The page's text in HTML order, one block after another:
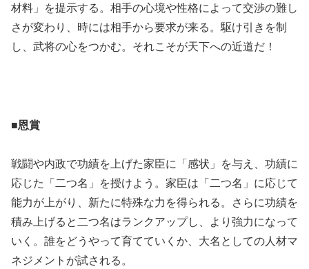
材料」を提示する。相手の心境や性格によって交渉の難し
さが変わり、時には相手から要求が来る。駆け引きを制
し、武将の心をつかむ。それこそが天下への近道だ！
■恩賞
戦闘や内政で功績を上げた家臣に「感状」を与え、功績に
応じた「二つ名」を授けよう。家臣は「二つ名」に応じて
能力が上がり、新たに特殊な力を得られる。さらに功績を
積み上げると二つ名はランクアップし、より強力になって
いく。誰をどうやって育てていくか、大名としての人材マ
ネジメントが試される。